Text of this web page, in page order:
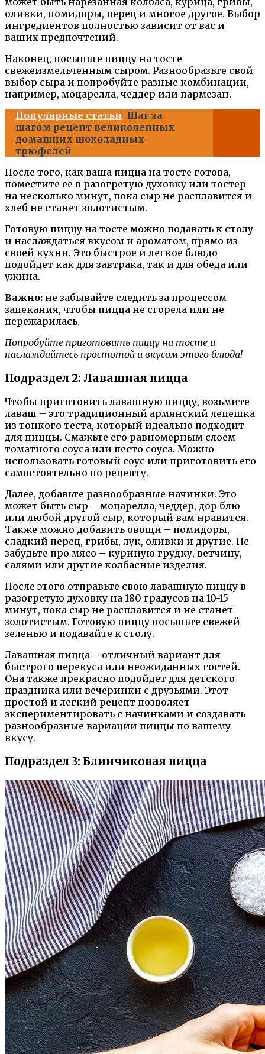
оливки, помидоры, перец и многое другое. Выбор
ингредиентов полностью зависит от вас и
ваших предпочтений.
Наконец, посыпьте пиццу на тосте
свежеизмельченным сыром. Разнообразьте свой
выбор сыра и попробуйте разные комбинации,
например, моцарелла, чеддер или пармезан.
Популярные статьи Шаг за
шагом рецепт великолепных
домашних шоколадных
трюфелей
После того, как ваша пицца на тосте готова,
поместите ее в разогретую духовку или тостер
на несколько минут, пока сыр не расплавится и
хлеб не станет золотистым.
Готовую пиццу на тосте можно подавать к столу
и наслаждаться вкусом и ароматом, прямо из
своей кухни. Это быстрое и легкое блюдо
подойдет как для завтрака, так и для обеда или
ужина.
Важно: не забывайте следить за процессом
запекания, чтобы пицца не сгорела или не
пережарилась.
Попробуйте приготовить пиццу на тосте и
наслаждайтесь простотой и вкусом этого блюда!
Подраздел 2: Лавашная пицца
Чтобы приготовить лавашную пиццу, возьмите
лаваш – это традиционный армянский лепешка
из тонкого теста, который идеально подходит
для пиццы. Смажьте его равномерным слоем
томатного соуса или песто соуса. Можно
использовать готовый соус или приготовить его
самостоятельно по рецепту.
Далее, добавьте разнообразные начинки. Это
может быть сыр – моцарелла, чеддер, дор блю
или любой другой сыр, который вам нравится.
Также можно добавить овощи – помидоры,
сладкий перец, грибы, лук, оливки и другие. Не
забудьте про мясо – куриную грудку, ветчину,
салями или другие колбасные изделия.
После этого отправьте свою лавашную пиццу в
разогретую духовку на 180 градусов на 10-15
минут, пока сыр не расплавится и не станет
золотистым. Готовую пиццу посыпьте свежей
зеленью и подавайте к столу.
Лавашная пицца – отличный вариант для
быстрого перекуса или неожиданных гостей.
Она также прекрасно подойдет для детского
праздника или вечеринки с друзьями. Этот
простой и легкий рецепт позволяет
экспериментировать с начинками и создавать
разнообразные вариации пиццы по вашему
вкусу.
Подраздел 3: Блинчиковая пицца